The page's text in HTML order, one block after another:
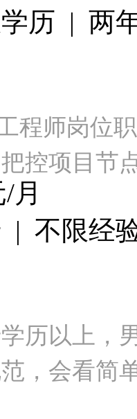
历 | 两
程师岗位
控项目
月
| 不限经
历以上，
，会看